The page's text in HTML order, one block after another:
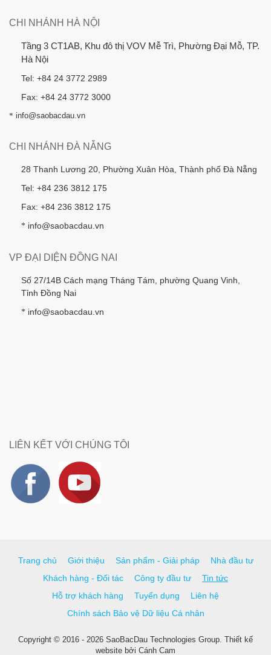
CHI NHÁNH HÀ NỘI
Tầng 3 CT1AB, Khu đô thị VOV Mễ Trì, Phường Đại Mỗ, TP.
Hà Nội
Tel: +84 24 3772 2989
Fax: +84 24 3772 3000
* info@saobacdau.vn
CHI NHÁNH ĐÀ NẴNG
28 Thanh Lương 20, Phường Xuân Hòa, Thành phố Đà Nẵng
Tel: +84 236 3812 175
Fax: +84 236 3812 175
* info@saobacdau.vn
VP ĐẠI DIỆN ĐỒNG NAI
Số 27/14B Cách mạng Tháng Tám, phường Quang Vinh,
Tỉnh Đồng Nai
* info@saobacdau.vn
LIÊN KẾT VỚI CHÚNG TÔI
Trang chủ Giới thiệu Sản phẩm - Giải pháp
Nhà đầu tư
Khách hàng - Đối tác
Công ty đầu tư
Tin tức
Hỗ trợ khách hàng
Tuyển dụng
Liên hệ
Chính sách Bảo vệ Dữ liệu Cá nhân
Copyright © 2016 - 2026 SaoBacDau Technologies Group. Thiết kế
website bởi Cánh Cam